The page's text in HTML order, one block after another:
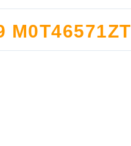
M0T46571ZT